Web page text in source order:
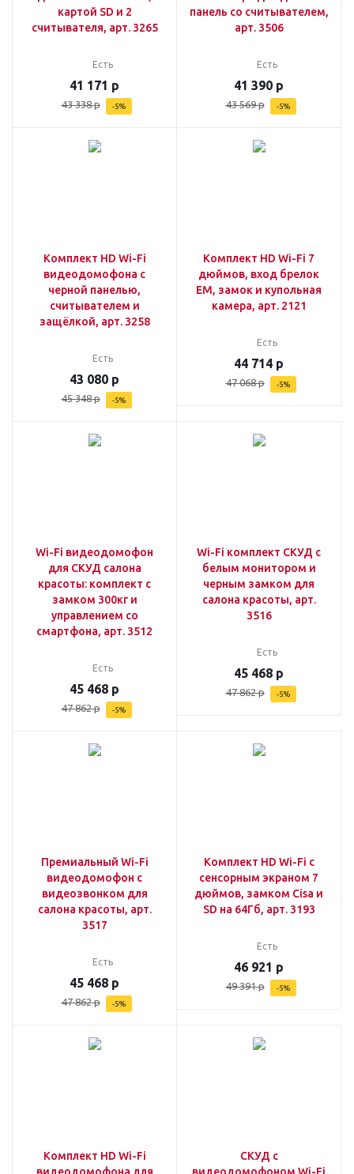
картой SD и 2
считывателя, арт. 3265
Есть
41 171 р
43 338р -5%
панель со считывателем,
арт. 3506
Есть
41 390 р
43 569р -5%
Комплект HD Wi-Fi
видеодомофона с
черной панелью,
считывателем и
защёлкой, арт. 3258
Есть
43 080 р
45 348р -5%
Комплект HD Wi-Fi 7
дюймов, вход брелок
EM, замок и купольная
камера, арт. 2121
Есть
44 714 р
47 068р -5%
Wi-Fi видеодомофон
для СКУД салона
красоты: комплект с
замком 300кг и
управлением со
смартфона, арт. 3512
Есть
45 468 р
47 862р -5%
Wi-Fi комплект СКУД с
белым монитором и
черным замком для
салона красоты, арт.
3516
Есть
45 468 р
47 862р -5%
Премиальный Wi-Fi
видеодомофон с
видеозвонком для
салона красоты, арт.
3517
Есть
45 468 р
47 862р -5%
Комплект HD Wi-Fi с
сенсорным экраном 7
дюймов, замком Cisa и
SD на 64Гб, арт. 3193
Есть
46 921 р
49 391р -5%
Комплект HD Wi-Fi
видеодомофона для
СКУД с
видеодомофоном Wi-Fi